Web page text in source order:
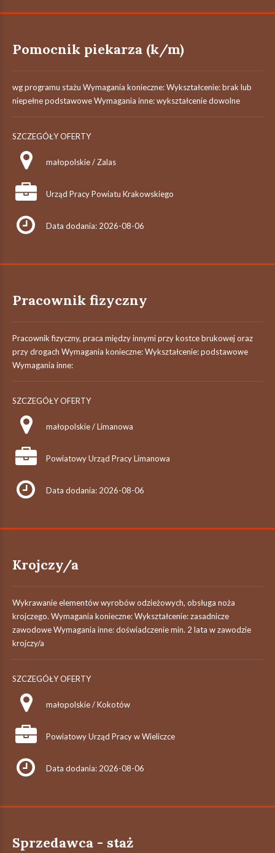
Pomocnik piekarza (k/m)
wg programu stażu Wymagania konieczne: Wykształcenie: brak lub
niepełne podstawowe Wymagania inne: wykształcenie dowolne
SZCZEGÓŁY OFERTY
małopolskie / Zalas
Urząd Pracy Powiatu Krakowskiego
Data dodania: 2026-08-06
Pracownik fizyczny
Pracownik fizyczny, praca między innymi przy kostce brukowej oraz
przy drogach Wymagania konieczne: Wykształcenie: podstawowe
Wymagania inne:
SZCZEGÓŁY OFERTY
małopolskie / Limanowa
Powiatowy Urząd Pracy Limanowa
Data dodania: 2026-08-06
Krojczy/a
Wykrawanie elementów wyrobów odzieżowych, obsługa noża
krojczego. Wymagania konieczne: Wykształcenie: zasadnicze
zawodowe Wymagania inne: doświadczenie min. 2 lata w zawodzie
krojczy/a
SZCZEGÓŁY OFERTY
małopolskie / Kokotów
Powiatowy Urząd Pracy w Wieliczce
Data dodania: 2026-08-06
Sprzedawca - staż